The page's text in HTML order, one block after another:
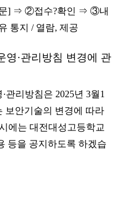
문] ⇒ ②접수?확인 ⇒ ③내
통지 / 열람, 제공
영·관리방침 변경에 관
관리방침은 2025년 3월1
보안기술의 변경에 따라
에는 대전대성고등학교
등을 공지하도록 하겠습